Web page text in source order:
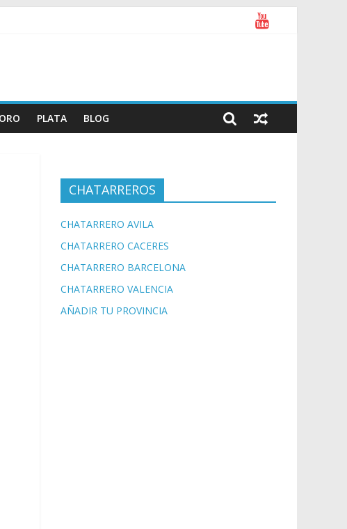
ORO PLATA BLOG
CHATARREROS
CHATARRERO AVILA
CHATARRERO CACERES
CHATARRERO BARCELONA
CHATARRERO VALENCIA
AÑADIR TU PROVINCIA